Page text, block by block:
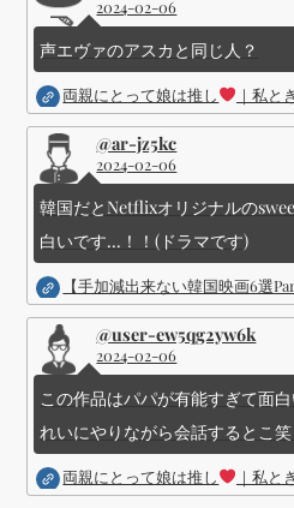
2024-02-06
声エヴァのアスカと同じ人？
両親にとって娘は推し ｜私と
@ar-jz5kc
2024-02-06
韓国だとNetflixオリジナルの
白いです...！！(ドラマです)
【手加減出来ない韓国映画6選
@user-ew5qg2yw6k
2024-02-06
この作品はパパが有能すぎて面
れいにやりながら会話するとこ笑
両親にとって娘は推し ｜私と